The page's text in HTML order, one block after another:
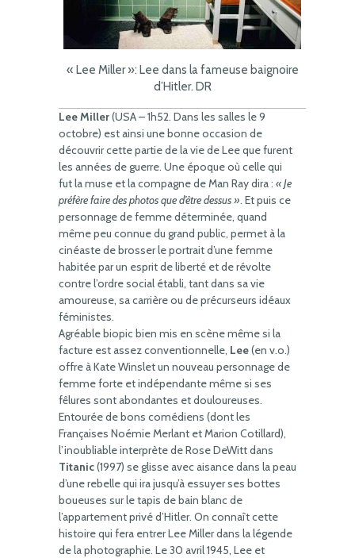
« Lee Miller »: Lee dans la fameuse baignoire
d’Hitler. DR
Lee Miller(USA – 1h52. Dans les salles le 9
octobre) est ainsi une bonne occasion de
découvrir cette partie de la vie de Lee que furent
les années de guerre. Une époque où celle qui
fut la muse et la compagne de Man Ray dira : « Je
préfère faire des photos que d’être dessus ». Et puis ce
personnage de femme déterminée, quand
même peu connue du grand public, permet à la
cinéaste de brosser le portrait d’une femme
habitée par un esprit de liberté et de révolte
contre l’ordre social établi, tant dans sa vie
amoureuse, sa carrière ou de précurseurs idéaux
féministes.
Agréable biopic bien mis en scène même si la
facture est assez conventionnelle, Lee(en v.o.)
offre à Kate Winslet un nouveau personnage de
femme forte et indépendante même si ses
fêlures sont abondantes et douloureuses.
Entourée de bons comédiens (dont les
Françaises Noémie Merlant et Marion Cotillard),
l’inoubliable interprète de Rose DeWitt dans
Titanic(1997) se glisse avec aisance dans la peau
d’une rebelle qui ira jusqu’à essuyer ses bottes
boueuses sur le tapis de bain blanc de
l’appartement privé d’Hitler. On connaît cette
histoire qui fera entrer Lee Miller dans la légende
de la photographie. Le 30 avril 1945, Lee et